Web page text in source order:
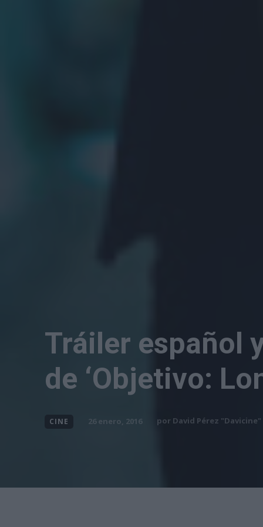
Tráiler español
de ‘Objetivo:
CINE 26 enero, 2016 por David Pérez "Davicine"